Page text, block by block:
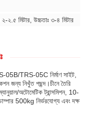
২-২.৫ মিটার, উচ্চতাঃ ৩-৪ মিটার
05B/TRS-05C নির্মাণ সাইট,
জন্য নিখুঁত পছন্দ।চীনে তৈরি
অটোমেটিক ট্রান্সমিশন, 10-
500kg নির্ভরযোগ্য এবং দক্ষ